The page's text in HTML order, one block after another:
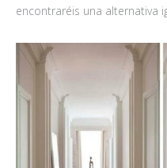
encontraréis una alternativa